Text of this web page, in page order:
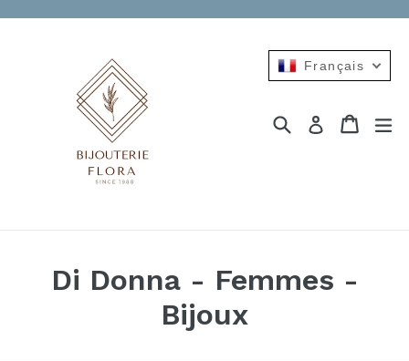
Recherche
Se Panier
Panier
Di Donna - Femmes -
Bijoux
Français